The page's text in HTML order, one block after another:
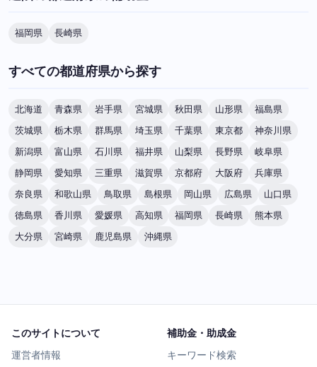
福岡県 長崎県
すべての都道府県から探す
北海道 青森県 岩手県 宮城県 秋田県 山形県
福島県
茨城県
栃木県 群馬県 埼玉県 千葉県 東京都
神奈川県
新潟県
富山県 石川県 福井県 山梨県 長野県
岐阜県
静岡県
愛知県 三重県 滋賀県 京都府 大阪府
兵庫県
奈良県
和歌山県 鳥取県 島根県 岡山県 広島県
山口県
徳島県
香川県 愛媛県 高知県 福岡県 長崎県
熊本県
大分県
宮崎県 鹿児島県 沖縄県
このサイトについて
運営者情報
補助金・助成金
キーワード検索